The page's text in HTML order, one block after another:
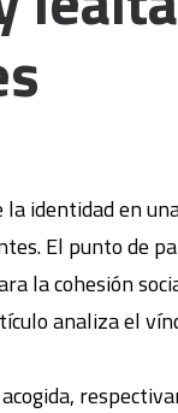
identidad en
El punto de
la cohesión
analiza el